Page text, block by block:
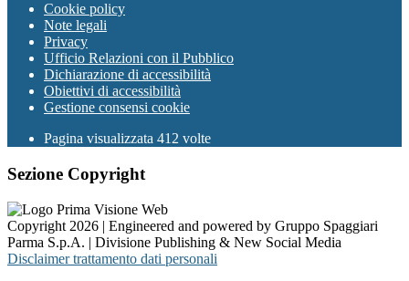
Cookie policy
Note legali
Privacy
Ufficio Relazioni con il Pubblico
Dichiarazione di accessibilità
Obiettivi di accessibilità
Gestione consensi cookie
Pagina visualizzata 412 volte
Sezione Copyright
Copyright 2026 | Engineered and powered by Gruppo Spaggiari
Parma S.p.A. | Divisione Publishing & New Social Media
Disclaimer trattamento dati personali